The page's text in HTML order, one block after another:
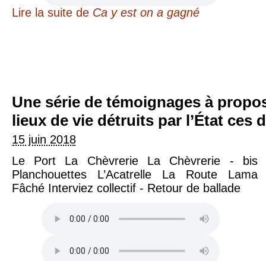
Lire la suitede Ca y est on a gagné
Une série de témoignages à propos de différents
lieux de vie détruits par l’État ces
15 juin 2018
Le Port La Chèvrerie La Chèvrerie - bis
Planchouettes L’Acatrelle La Route Lama
Fâché Interviez collectif - Retour de ballade